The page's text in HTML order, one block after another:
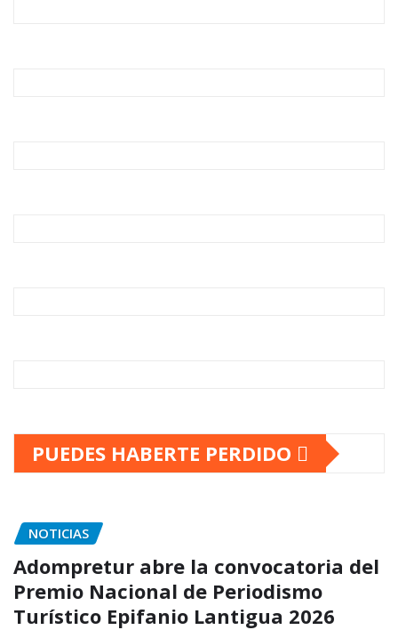
PUEDES HABERTE PERDIDO
NOTICIAS
Adompretur abre la convocatoria del
Premio Nacional de Periodismo
Turístico Epifanio Lantigua 2026